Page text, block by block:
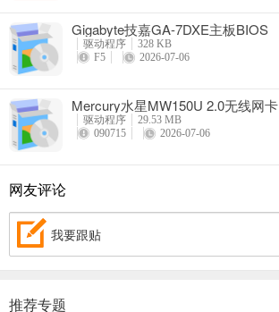
Gigabyte技嘉GA-7DXE主板BIOS
驱动程序
328 KB
F5
2026-07-06
Mercury水星MW150U 2.0无线网卡
驱动程序
29.53 MB
090715
2026-07-06
网友评论
我要跟贴
推荐专题